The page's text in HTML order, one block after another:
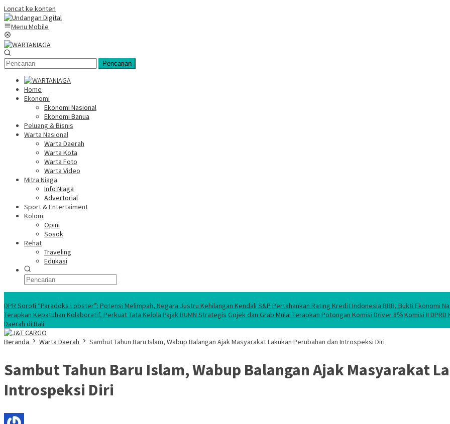
Loncat ke konten
Menu Mobile
Pencarian
Home
Ekonomi
Ekonomi Nasional
Ekonomi Banua
Peluang & Bisnis
Warta Nasional
Warta Daerah
Warta Kota
Warta Foto
Warta Video
Mitra Niaga
Info Niaga
Advertorial
Sport & Entertaiment
Kolom
Opini
Sosok
Rehat
Traveling
Edukasi
DPR Soroti “Paradoks Lobster”: Potensi Melimpah, Negara Justru Kehilangan Kendali S&P Pertahankan Rating Kredit Indonesia BBB, Bukti Ekonomi
Terapkan Kepatuhan Kolaboratif, Perkuat Tata Kelola Pajak BUMN Strategis Gojek dan Grab Mulai Terapkan Potongan Komisi Driver 8℅Komisi II
Daerah di Bali
Beranda
Warta Daerah Sambut Tahun Baru Islam, Wabup Balangan Ajak Masyarakat Lakukan Perubahan dan Introspeksi Diri
Sambut Tahun Baru Islam, Wabup Balangan Ajak Masyarakat
Introspeksi Diri